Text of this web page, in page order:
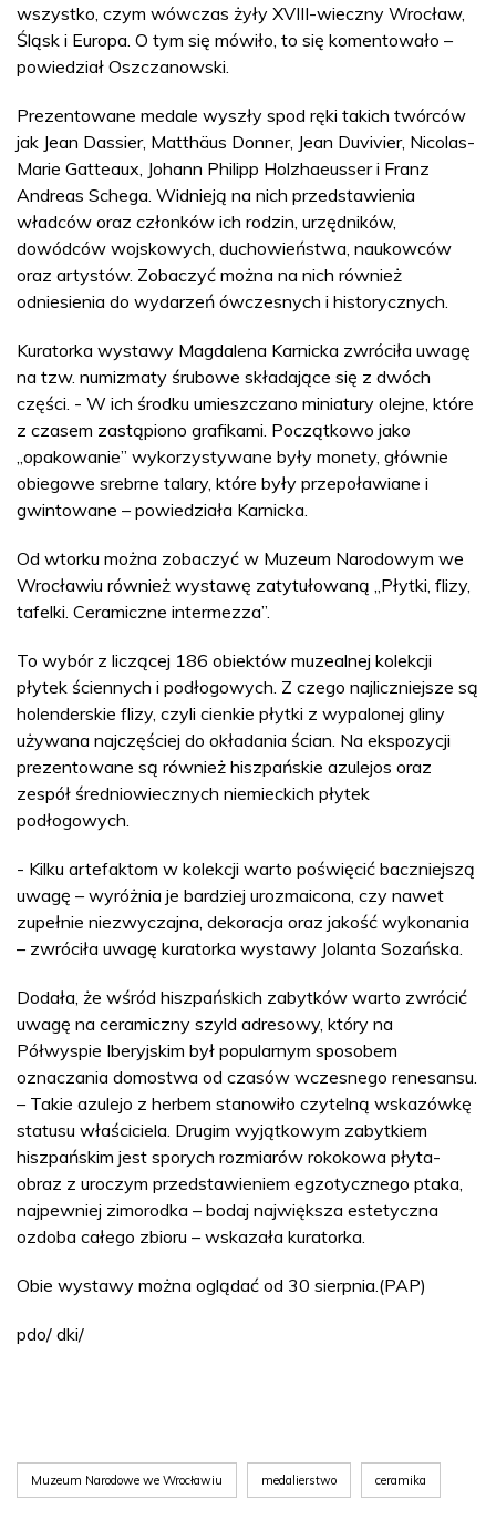
wszystko, czym wówczas żyły XVIII-wieczny Wrocław,
Śląsk i Europa. O tym się mówiło, to się komentowało –
powiedział Oszczanowski.
Prezentowane medale wyszły spod ręki takich twórców
jak Jean Dassier, Matthäus Donner, Jean Duvivier, Nicolas-
Marie Gatteaux, Johann Philipp Holzhaeusser i Franz
Andreas Schega. Widnieją na nich przedstawienia
władców oraz członków ich rodzin, urzędników,
dowódców wojskowych, duchowieństwa, naukowców
oraz artystów. Zobaczyć można na nich również
odniesienia do wydarzeń ówczesnych i historycznych.
Kuratorka wystawy Magdalena Karnicka zwróciła uwagę
na tzw. numizmaty śrubowe składające się z dwóch
części. - W ich środku umieszczano miniatury olejne, które
z czasem zastąpiono grafikami. Początkowo jako
„opakowanie” wykorzystywane były monety, głównie
obiegowe srebrne talary, które były przepoławiane i
gwintowane – powiedziała Karnicka.
Od wtorku można zobaczyć w Muzeum Narodowym we
Wrocławiu również wystawę zatytułowaną „Płytki, flizy,
tafelki. Ceramiczne intermezza”.
To wybór z liczącej 186 obiektów muzealnej kolekcji
płytek ściennych i podłogowych. Z czego najliczniejsze są
holenderskie flizy, czyli cienkie płytki z wypalonej gliny
używana najczęściej do okładania ścian. Na ekspozycji
prezentowane są również hiszpańskie azulejos oraz
zespół średniowiecznych niemieckich płytek
podłogowych.
- Kilku artefaktom w kolekcji warto poświęcić baczniejszą
uwagę – wyróżnia je bardziej urozmaicona, czy nawet
zupełnie niezwyczajna, dekoracja oraz jakość wykonania
– zwróciła uwagę kuratorka wystawy Jolanta Sozańska.
Dodała, że wśród hiszpańskich zabytków warto zwrócić
uwagę na ceramiczny szyld adresowy, który na
Półwyspie Iberyjskim był popularnym sposobem
oznaczania domostwa od czasów wczesnego renesansu.
– Takie azulejo z herbem stanowiło czytelną wskazówkę
statusu właściciela. Drugim wyjątkowym zabytkiem
hiszpańskim jest sporych rozmiarów rokokowa płyta-
obraz z uroczym przedstawieniem egzotycznego ptaka,
najpewniej zimorodka – bodaj największa estetyczna
ozdoba całego zbioru – wskazała kuratorka.
Obie wystawy można oglądać od 30 sierpnia.(PAP)
pdo/ dki/
Muzeum Narodowe we Wrocławiu medalierstwo ceramika